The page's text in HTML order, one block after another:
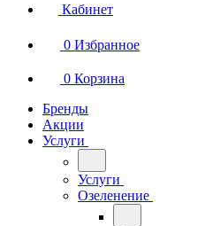
Кабинет
0 Избранное
0 Корзина
Бренды
Акции
Услуги
Услуги
Озеленение